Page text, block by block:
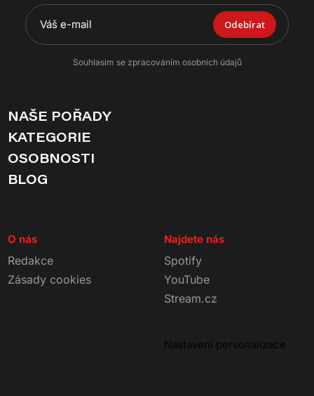
Odebírat
Souhlasím se zpracováním osobních údajů
NAŠE POŘADY
KATEGORIE
OSOBNOSTI
BLOG
O nás
Redakce
Zásady cookies
Najdete nás
Spotify
YouTube
Stream.cz
Nastavení personalizace